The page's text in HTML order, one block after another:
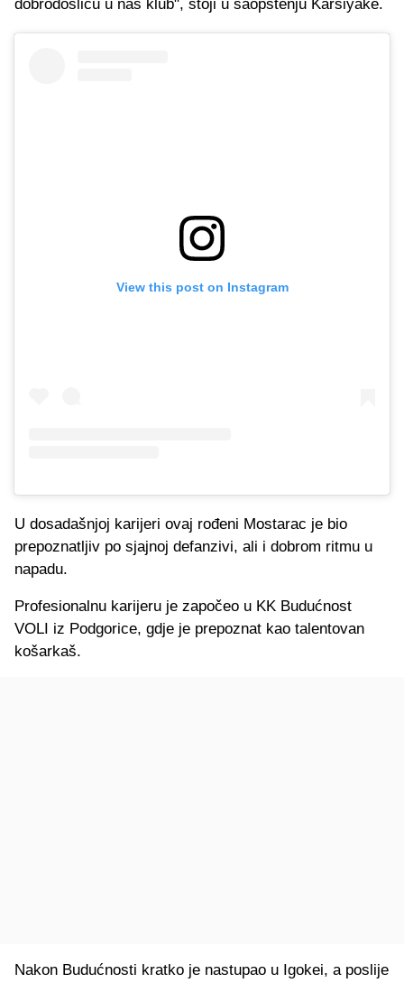
dobrodošlicu u naš klub", stoji u saopštenju Karsiyake.
View this post on Instagram
U dosadašnjoj karijeri ovaj rođeni Mostarac je bio
prepoznatljiv po sjajnoj defanzivi, ali i dobrom ritmu u
napadu.
Profesionalnu karijeru je započeo u KK Budućnost
VOLI iz Podgorice, gdje je prepoznat kao talentovan
košarkaš.
Nakon Budućnosti kratko je nastupao u Igokei, a poslije